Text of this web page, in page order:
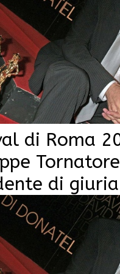
di Roma
di giuria